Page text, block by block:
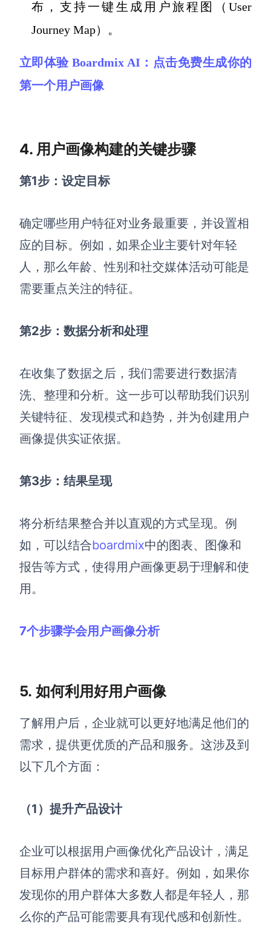
布，支持一键生成用户旅程图（User
Journey Map）。
立即体验 Boardmix AI：点击免费生成你的
第一个用户画像
4. 用户画像构建的关键步骤
第1步：设定目标
确定哪些用户特征对业务最重要，并设置相
应的目标。例如，如果企业主要针对年轻
人，那么年龄、性别和社交媒体活动可能是
需要重点关注的特征。
第2步：数据分析和处理
在收集了数据之后，我们需要进行数据清
洗、整理和分析。这一步可以帮助我们识别
关键特征、发现模式和趋势，并为创建用户
画像提供实证依据。
第3步：结果呈现
将分析结果整合并以直观的方式呈现。例
如，可以结合boardmix中的图表、图像和
报告等方式，使得用户画像更易于理解和使
用。
7个步骤学会用户画像分析
5. 如何利用好用户画像
了解用户后，企业就可以更好地满足他们的
需求，提供更优质的产品和服务。这涉及到
以下几个方面：
（1）提升产品设计
企业可以根据用户画像优化产品设计，满足
目标用户群体的需求和喜好。例如，如果你
发现你的用户群体大多数人都是年轻人，那
么你的产品可能需要具有现代感和创新性。